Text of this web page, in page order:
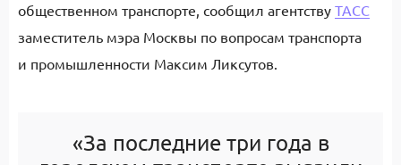
общественном транспорте, сообщил агентству ТАСС
заместитель мэра Москвы по вопросам транспорта
и промышленности Максим Ликсутов.
«За последние три года в